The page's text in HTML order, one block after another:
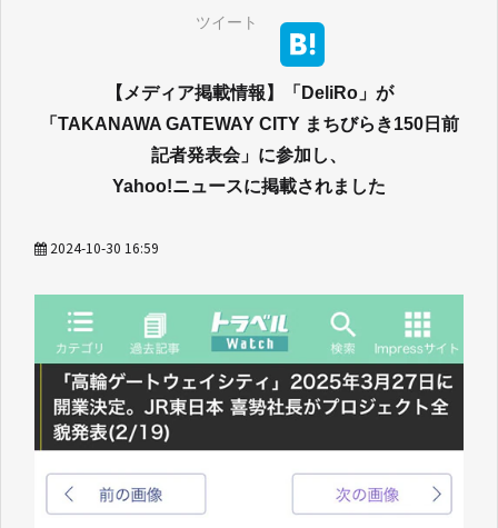
ツイート
【メディア掲載情報】「DeliRo」が
「TAKANAWA GATEWAY CITY まちびらき150日前
記者発表会」に参加し、
Yahoo!ニュースに掲載されました
2024-10-30 16:59